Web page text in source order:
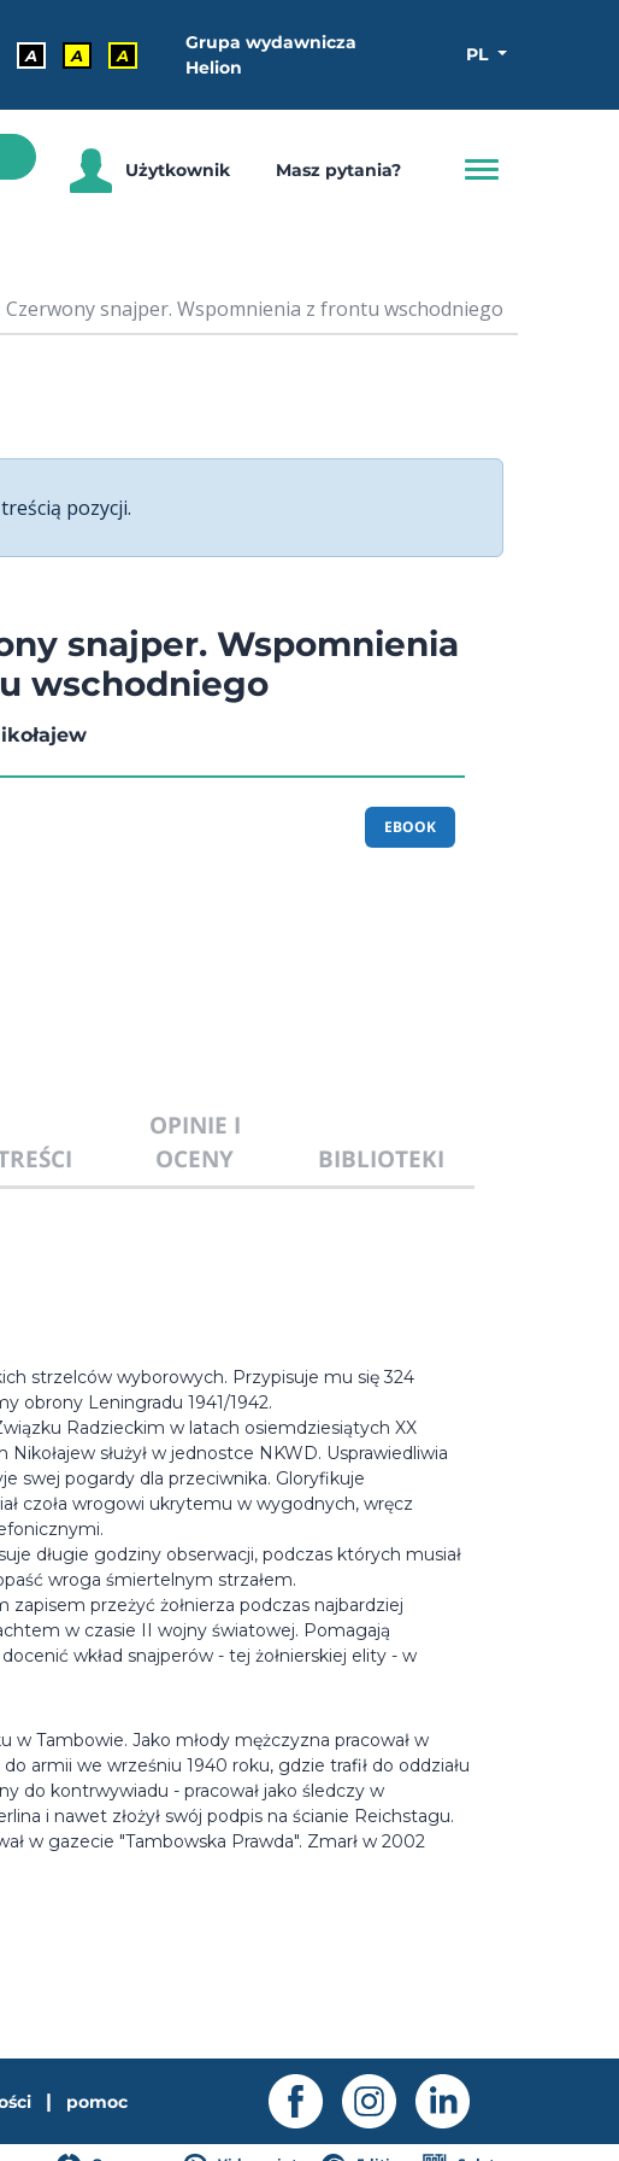
A A A
Grupa wydawnicza
Helion
PL
Użytkownik Masz pytania?
Czerwony snajper. Wspomnienia z frontu wschodniego
pozycji.
snajper. Wspomnienia
wschodniego
EBOOK
OPINIE I
OCENY
BIBLIOTEKI
strzelców wyborowych. Przypisuje mu się 324
obrony Leningradu 1941/1942.
Radzieckim w latach osiemdziesiątych XX
służył w jednostce NKWD. Usprawiedliwia
swej pogardy dla przeciwnika. Gloryfikuje
czoła wrogowi ukrytemu w wygodnych, wręcz
długie godziny obserwacji, podczas których musiał
wroga śmiertelnym strzałem.
przeżyć żołnierza podczas najbardziej
w czasie II wojny światowej. Pomagają
wkład snajperów - tej żołnierskiej elity - w
w Tambowie. Jako młody mężczyzna pracował w
armii we wrześniu 1940 roku, gdzie trafił do oddziału
do kontrwywiadu - pracował jako śledczy w
i nawet złożył swój podpis na ścianie Reichstagu.
w gazecie "Tambowska Prawda". Zmarł w 2002
| pomoc